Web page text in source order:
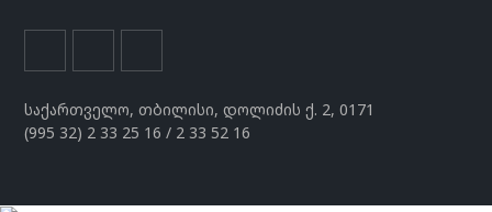
საქართველო, თბილისი, დოლიძის ქ. 2, 0171
(995 32) 2 33 25 16 / 2 33 52 16